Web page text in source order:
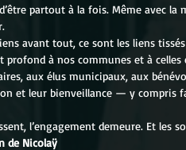
partout à la fois. Même avec
avant tout, ce sont les liens
profond à nos communes et à
aux élus municipaux, aux
et leur bienveillance — y compris
l’engagement demeure. Et les
de Nicolaÿ